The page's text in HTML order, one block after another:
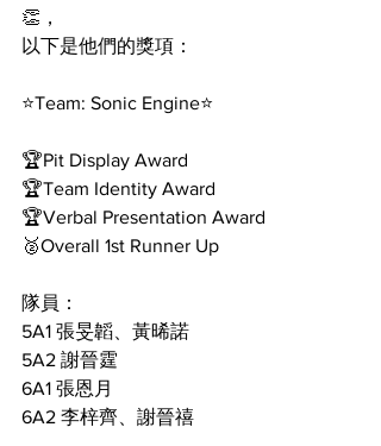
👏，
以下是他們的獎項：
⭐️Team: Sonic Engine⭐️
🏆Pit Display Award
🏆Team Identity Award
🏆Verbal Presentation Award
🥈Overall 1st Runner Up
隊員：
5A1 張旻韜、黃晞諾
5A2 謝晉霆
6A1 張恩月
6A2 李梓齊、謝晉禧